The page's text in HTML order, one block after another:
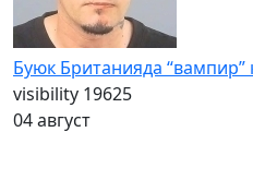
Буюк Британияда “вампир”
visibility 19625
04 август